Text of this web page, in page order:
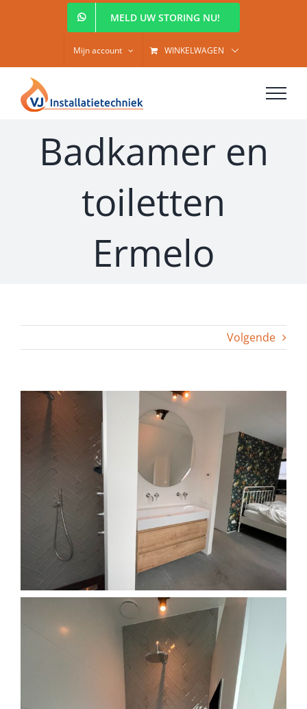
MELD UW STORING NU!
Mijn account WINKELWAGEN
Badkamer en
toiletten
Ermelo
Volgende